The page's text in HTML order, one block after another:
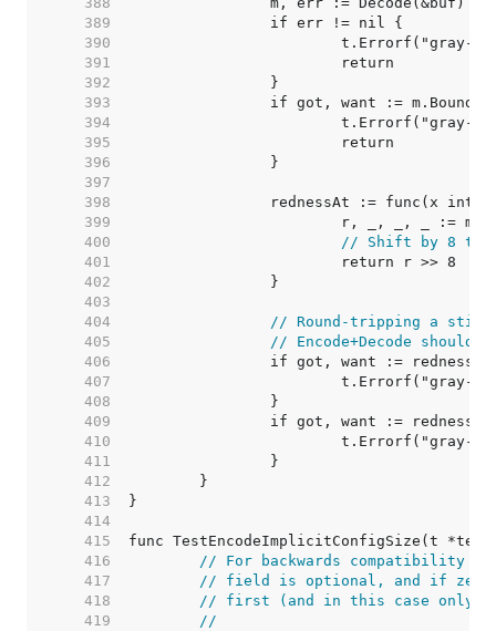
   389
   390
   391
   392
   393
   394
   395
   396
   397
   398
   399
   400
// Shift by 8 to
   401
   402
   403
   404
// Round-tripping a still
   405
// Encode+Decode
   406
   407
   408
   409
   410
   411
   412
   413
   414
   415
   416
// For backwards compatibility
   417
// field is optional, and if zero,
   418
// first (and in this case only)
   419
//